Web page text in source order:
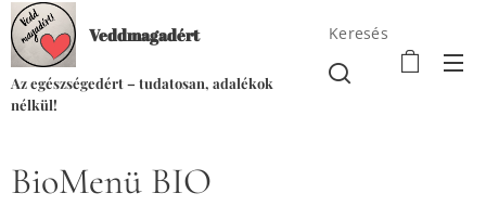
Veddmagadért
Az egészségedért – tudatosan, adalékok
nélkül!
Keresés
BioMenü BIO